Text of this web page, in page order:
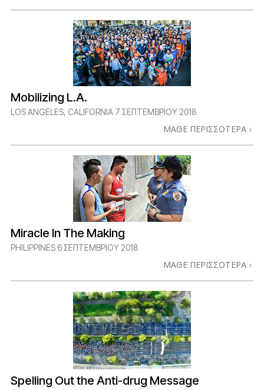
Mobilizing L.A.
LOS ANGELES, CALIFORNIA 7 ΣΕΠΤΕΜΒΡΙΟΥ 2018
ΜΑΘΕ ΠΕΡΙΣΣΟΤΕΡΑ
Miracle In The Making
PHILIPPINES 6 ΣΕΠΤΕΜΒΡΙΟΥ 2018
ΜΑΘΕ ΠΕΡΙΣΣΟΤΕΡΑ
Spelling Out the Anti-drug Message